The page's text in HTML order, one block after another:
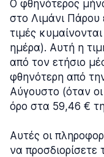
Ο φθηνότερος
στο Λιμάνι Πάρου
τιμές
ημέρα). Αυτή η
από τον ετήσιο
φθηνότερη από
Αύγουστο (όταν
όρο στα 59,46 €
Αυτές οι
να